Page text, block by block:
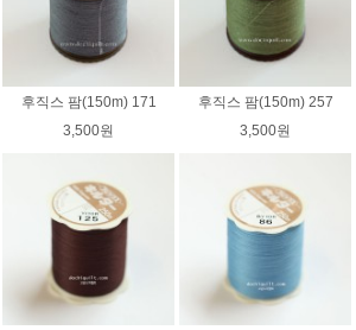
후직스 팜(150m) 171
3,500원
후직스 팜(150m) 257
3,500원